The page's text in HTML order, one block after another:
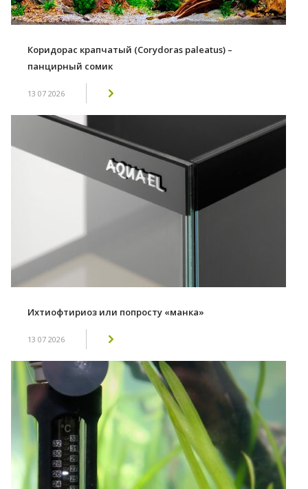
Коридорас крапчатый (Corydoras paleatus) –
панцирный сомик
13 07 2026
Ихтиофтириоз или попросту «манка»
13 07 2026